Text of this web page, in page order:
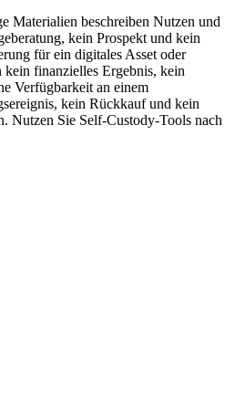
Materialien beschreiben Nutzen und
kein Prospekt und kein
für ein digitales Asset oder
kein finanzielles Ergebnis, kein
Verfügbarkeit an einem
kein Rückkauf und kein
Nutzen Sie Self-Custody-Tools nach